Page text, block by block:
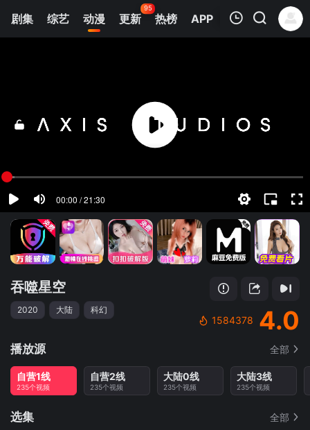
剧集 综艺 动漫 更新
95
热榜 APP
清空
吞噬星空
2020 大陆 科幻
1584378 4.0
播放源 全部
自营1线
235个视频
自营2线
235个视频
大陆0线
235个视频
大陆3线
235个视频
选集 全部